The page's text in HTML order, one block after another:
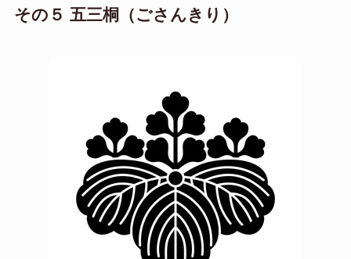
その５ 五三桐（ごさんきり）